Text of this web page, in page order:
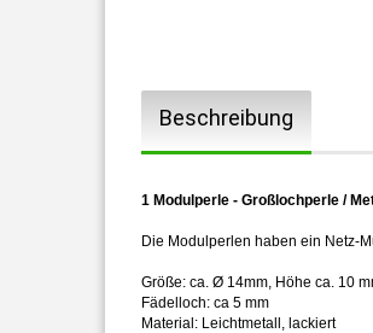
Beschreibung
1 Modulperle - Großlochperle /
Die Modulperlen haben ein Netz-
Größe: ca. Ø 14mm, Höhe ca. 10
Fädelloch: ca 5 mm
Material: Leichtmetall, lackiert